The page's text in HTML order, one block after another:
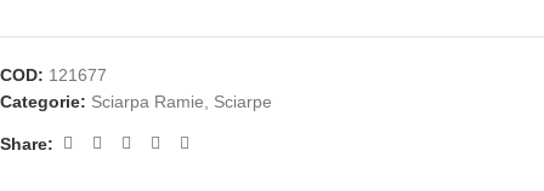
COD: 121677
Categorie: Sciarpa Ramie, Sciarpe
Share: